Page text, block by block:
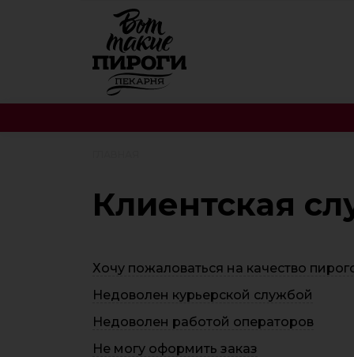
Клиентская
Хочу пожаловаться на качество
Недоволен курьерской службой
Недоволен работой операторов
Не могу оформить заказ